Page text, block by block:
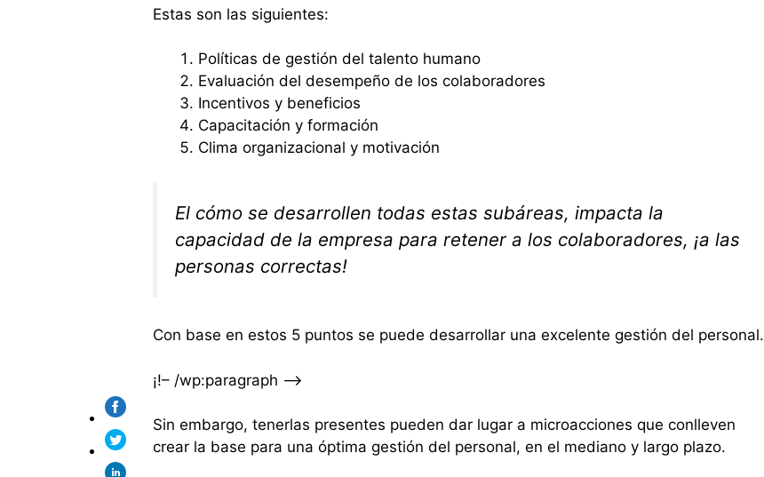
Estas son las siguientes:
Políticas de gestión del talento humano
Evaluación del desempeño de los colaboradores
Incentivos y beneficios
Capacitación y formación
Clima organizacional y motivación
El cómo se desarrollen todas estas subáreas, impacta la
capacidad de la empresa para retener a los colaboradores, ¡a las
personas correctas!
Con base en estos 5 puntos se puede desarrollar una excelente gestión del personal.
¡!– /wp:paragraph –>
Sin embargo, tenerlas presentes pueden dar lugar a microacciones que conlleven
crear la base para una óptima gestión del personal, en el mediano y largo plazo.